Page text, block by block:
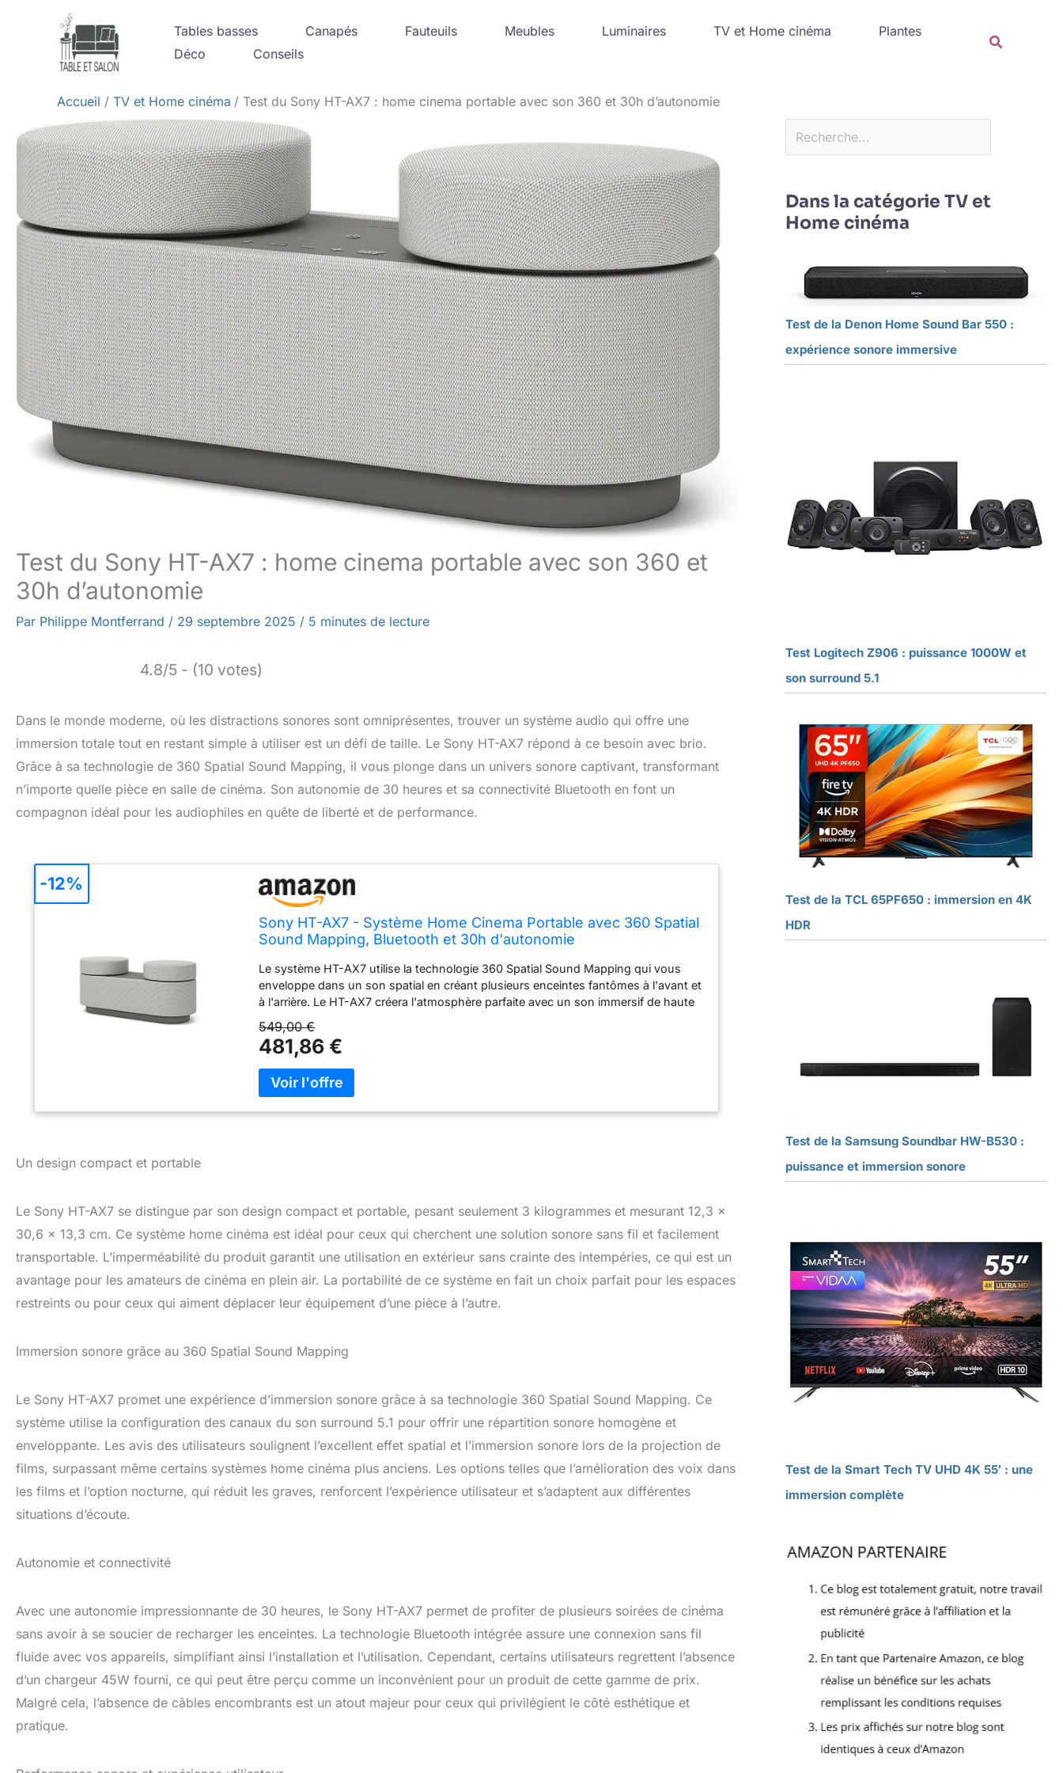
Tables basses Canapés Fauteuils Meubles Luminaires TV et Home cinéma
Plantes
Déco
Conseils
Accueil TV et Home cinéma Test du Sony HT-AX7 : home cinema portable avec son 360 et 30h d’autonomie
Test du Sony HT-AX7 : home cinema portable avec son 360 et
30h d’autonomie
Par Philippe Montferrand / 29 septembre 2025 / 5 minutes de lecture
4.8/5 - (10 votes)
Dans le monde moderne, où les distractions sonores sont omniprésentes, trouver un système audio qui offre une
immersion totale tout en restant simple à utiliser est un défi de taille. Le Sony HT-AX7 répond à ce besoin avec brio.
Grâce à sa technologie de 360 Spatial Sound Mapping, il vous plonge dans un univers sonore captivant, transformant
n’importe quelle pièce en salle de cinéma. Son autonomie de 30 heures et sa connectivité Bluetooth en font un
compagnon idéal pour les audiophiles en quête de liberté et de performance.
Sony HT-AX7 - Système Home Cinema Portable avec 360 Spatial
Sound Mapping, Bluetooth et 30h d'autonomie
Le système HT-AX7 utilise la technologie 360 Spatial Sound Mapping qui vous
enveloppe dans un son spatial en créant plusieurs enceintes fantômes à l'avant et
à l'arrière. Le HT-AX7 créera l'atmosphère parfaite avec un son immersif de haute
encore allongé sur votre lit. Les enceintes arrières possèdent 30h d’autonomie. Le
HT-AX7 fonctionne avec la nouvelle application Sony Home Entertainment
Connect pour ajuster ses préférences. Les systèmes audio de Sony sont conçus
pour offrir une excellente qualité audio, dans le respect de l'environnement. Nous
nous sommes engagés à utiliser moins de plastique neuf dans nos produits et
nos emballages.
549,00 €
481,86 €
-12%
Un design compact et portable
Le Sony HT-AX7 se distingue par son design compact et portable, pesant seulement 3 kilogrammes et mesurant 12,3 x
30,6 x 13,3 cm. Ce système home cinéma est idéal pour ceux qui cherchent une solution sonore sans fil et facilement
transportable. L’imperméabilité du produit garantit une utilisation en extérieur sans crainte des intempéries, ce qui est un
avantage pour les amateurs de cinéma en plein air. La portabilité de ce système en fait un choix parfait pour les espaces
restreints ou pour ceux qui aiment déplacer leur équipement d’une pièce à l’autre.
Immersion sonore grâce au 360 Spatial Sound Mapping
Le Sony HT-AX7 promet une expérience d’immersion sonore grâce à sa technologie 360 Spatial Sound Mapping. Ce
système utilise la configuration des canaux du son surround 5.1 pour offrir une répartition sonore homogène et
enveloppante. Les avis des utilisateurs soulignent l’excellent effet spatial et l’immersion sonore lors de la projection de
films, surpassant même certains systèmes home cinéma plus anciens. Les options telles que l’amélioration des voix dans
les films et l’option nocturne, qui réduit les graves, renforcent l’expérience utilisateur et s’adaptent aux différentes
situations d’écoute.
Autonomie et connectivité
Avec une autonomie impressionnante de 30 heures, le Sony HT-AX7 permet de profiter de plusieurs soirées de cinéma
sans avoir à se soucier de recharger les enceintes. La technologie Bluetooth intégrée assure une connexion sans fil
fluide avec vos appareils, simplifiant ainsi l’installation et l’utilisation. Cependant, certains utilisateurs regrettent l’absence
d’un chargeur 45W fourni, ce qui peut être perçu comme un inconvénient pour un produit de cette gamme de prix.
Malgré cela, l’absence de câbles encombrants est un atout majeur pour ceux qui privilégient le côté esthétique et
pratique.
Dans la catégorie TV et
Home cinéma
Test de la Denon Home Sound Bar 550 :
expérience sonore immersive
Test Logitech Z906 : puissance 1000W et
son surround 5.1
Test de la TCL 65PF650 : immersion en 4K
HDR
Test de la Samsung Soundbar HW-B530 :
puissance et immersion sonore
Test de la Smart Tech TV UHD 4K 55′ : une
immersion complète